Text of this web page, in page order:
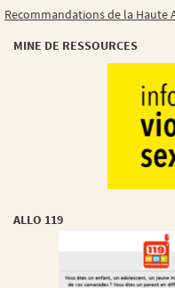
Recommandations de la Haute
MINE DE RESSOURCES
ALLO 119